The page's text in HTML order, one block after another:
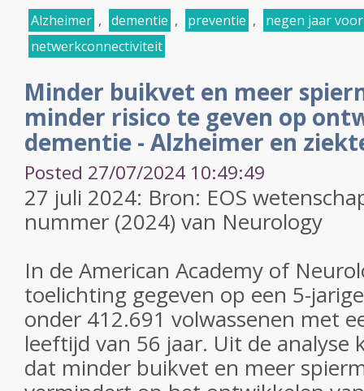
Alzheimer , dementie , preventie ,
negen jaar
netwerkconnectiviteit
Minder buikvet en meer
minder risico te geven op
dementie - Alzheimer en
Posted 27/07/2024 10:49:49
27 juli 2024: Bron: EOS
nummer (2024) van Neurology
In de American Academy of
toelichting gegeven op een 5-
onder 412.691 volwassenen met
leeftijd van 56 jaar. Uit de analyse
dat minder buikvet en meer